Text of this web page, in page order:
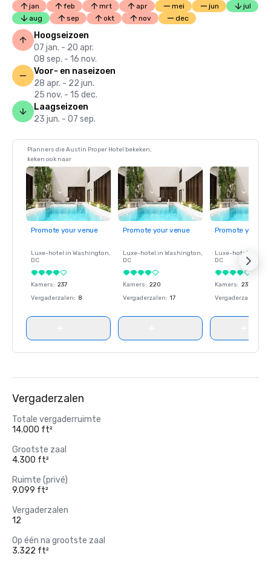
jan feb mrt apr mei jun
jul
aug
sep okt nov dec
Hoogseizoen
07 jan. - 20 apr.
08 sep. - 16 nov.
Voor- en naseizoen
28 apr. - 22 jun.
25 nov. - 15 dec.
Laagseizoen
23 jun. - 07 sep.
Planners die Austin Proper Hotel bekeken,
keken ook naar
Promote your venue
Luxe-hotel in Washington,
DC
Kamers: 237
Vergaderzalen: 8
Promote your venue
Luxe-hotel in Washington,
DC
Kamers: 220
Vergaderzalen: 17
Promote your
Luxe-hotel in
DC
Kamers: 237
Vergaderzalen
Vergaderzalen
Totale vergaderruimte
14.000 ft²
Grootste zaal
4.300 ft²
Ruimte (privé)
9.099 ft²
Vergaderzalen
12
Op één na grootste zaal
3.322 ft²